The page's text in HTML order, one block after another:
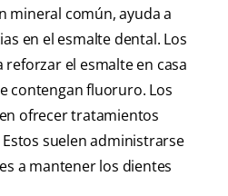
mineral común, ayuda a
en el esmalte dental. Los
el esmalte en casa
contengan fluoruro. Los
ofrecer tratamientos
suelen administrarse
a mantener los dientes